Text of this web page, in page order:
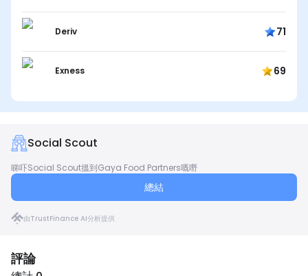
Deriv 71
Exness 69
Social Scout
睇吓Social Scout搵到Gaya Food Partners嘅嘢
總結
由TrustFinance AI分析提供
評論